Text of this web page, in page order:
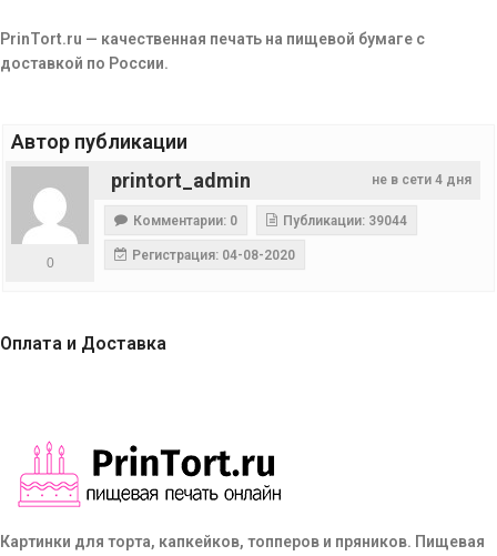
PrinTort.ru — качественная печать на пищевой бумаге с
доставкой по России.
Автор публикации
не в сети 4 дня
printort_admin
0
Комментарии: 0 Публикации: 39044
Регистрация: 04-08-2020
Оплата и Доставка
Картинки для торта, капкейков, топперов и пряников. Пищевая